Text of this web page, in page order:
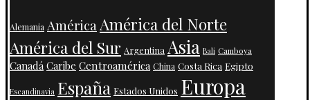
Alemania América América del Norte
América del Sur Argentina Asia Bali Camboya
Canadá Caribe Centroamérica China Costa Rica Egipto
Escandinavia España Estados Unidos Europa